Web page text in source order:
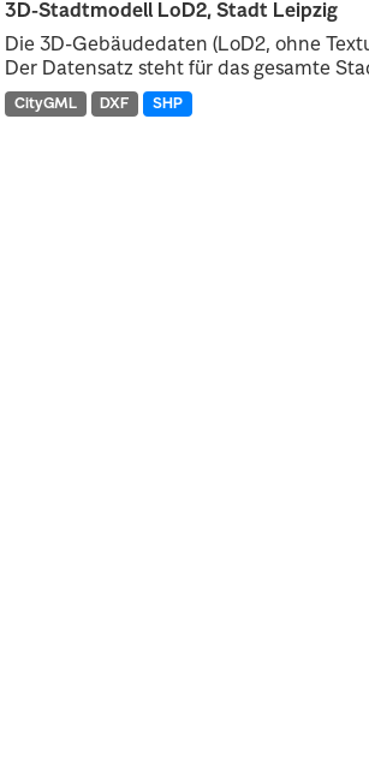
3D-Stadtmodell LoD2, Stadt Leipzig
Die 3D-Gebäudedaten (LoD2, ohne
Der Datensatz steht für das gesamte
CityGML DXF SHP